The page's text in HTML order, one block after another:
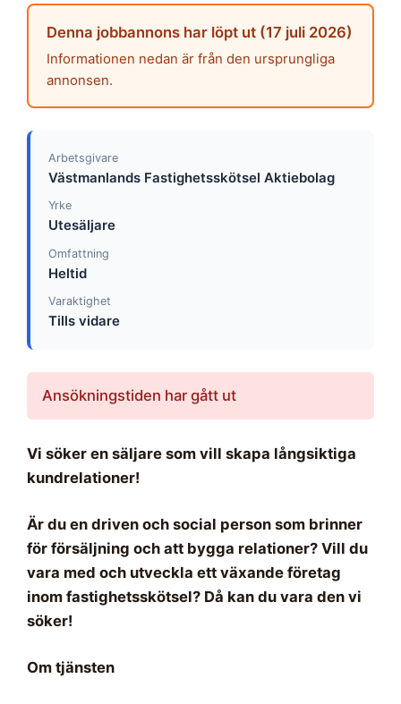
Denna jobbannons har löpt ut (17 juli 2026)
Informationen nedan är från den ursprungliga
annonsen.
Arbetsgivare
Västmanlands Fastighetsskötsel Aktiebolag
Yrke
Utesäljare
Omfattning
Heltid
Varaktighet
Tills vidare
Ansökningstiden har gått ut
Vi söker en säljare som vill skapa långsiktiga
kundrelationer!
Är du en driven och social person som brinner
för försäljning och att bygga relationer? Vill du
vara med och utveckla ett växande företag
inom fastighetsskötsel? Då kan du vara den vi
söker!
Om tjänsten